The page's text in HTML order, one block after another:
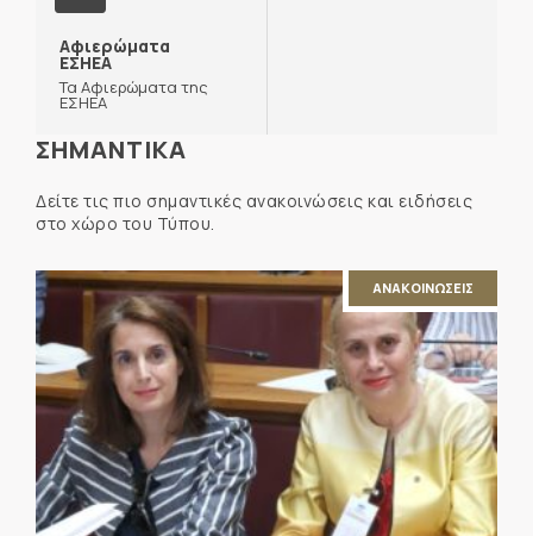
Αφιερώματα
ΕΣΗΕΑ
Τα Αφιερώματα της
ΕΣΗΕΑ
ΣΗΜΑΝΤΙΚΑ
Δείτε τις πιο σημαντικές ανακοινώσεις και ειδήσεις
στο χώρο του Τύπου.
ΑΝΑΚΟΙΝΩΣΕΙΣ